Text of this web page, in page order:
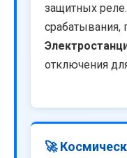
защитных реле.
срабатывания,
отключения
🚀